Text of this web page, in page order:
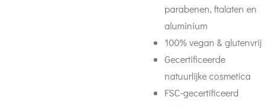
parabenen, ftalaten en
aluminium
100% vegan & glutenvrij
Gecertificeerde
natuurlijke cosmetica
FSC-gecertificeerd